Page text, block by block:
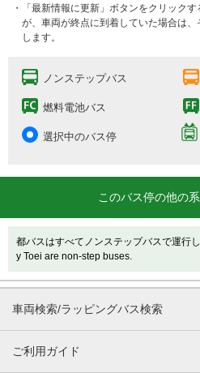
・「最新情報に更新」ボタンをクリック
が、車両が終点に到着していた場合は
します。
ノンステップバス
燃料電池バス
選択中のバス停
このバス停の他の
都バスはすべてノンステップバスで運行
y Toei are non-step buses.
車両検索/ラッピングバス検索
ご利用ガイド